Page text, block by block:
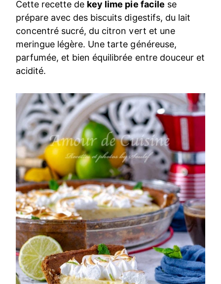
Cette recette de key lime pie facile se
prépare avec des biscuits digestifs, du lait
concentré sucré, du citron vert et une
meringue légère. Une tarte généreuse,
parfumée, et bien équilibrée entre douceur et
acidité.